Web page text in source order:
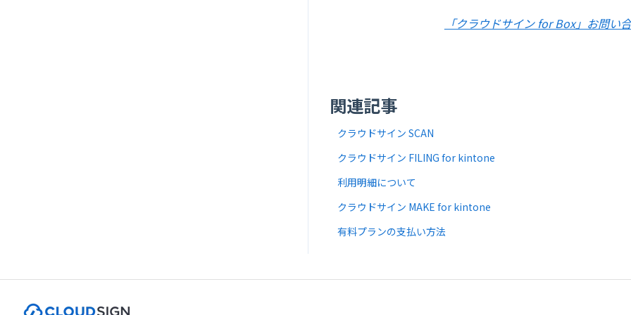
「クラウドサイン for Box」お問い
関連記事
クラウドサイン SCAN
クラウドサイン FILING for kintone
利用明細について
クラウドサイン MAKE for kintone
有料プランの支払い方法